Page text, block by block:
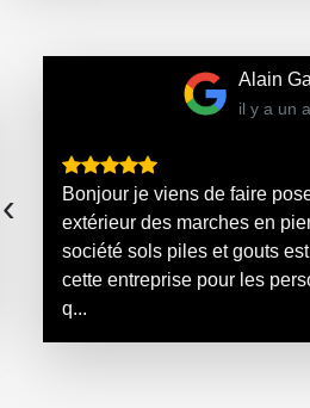
Alain
il y a un
Bonjour je viens de faire
extérieur des marches en
société sols piles et gouts
cette entreprise pour les
q...
‹